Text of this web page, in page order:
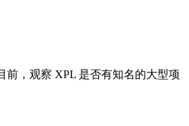
前，观察 XPL 是否有知名的大型项